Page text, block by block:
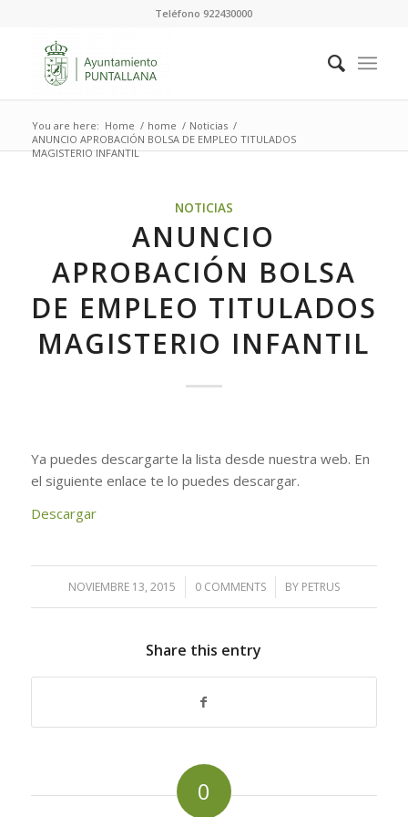
Teléfono 922430000
You are here: Home / home / Noticias /
ANUNCIO APROBACIÓN BOLSA DE EMPLEO TITULADOS
MAGISTERIO INFANTIL
NOTICIAS
ANUNCIO
APROBACIÓN BOLSA
DE EMPLEO TITULADOS
MAGISTERIO INFANTIL
Ya puedes descargarte la lista desde nuestra web. En
el siguiente enlace te lo puedes descargar.
Descargar
NOVIEMBRE 13, 2015
/ 0 COMMENTS
/ BY PETRUS
Share this entry
0